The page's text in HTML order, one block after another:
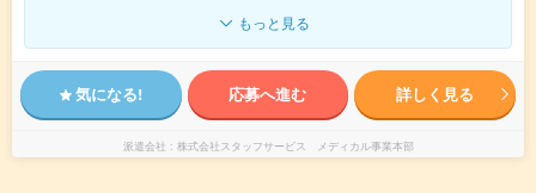
もっと見る
気になる! 応募へ進む 詳しく見る
派遣会社 株式会社スタッフサービス メディカル事業本部